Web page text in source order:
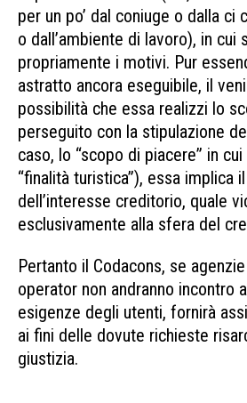
per un po’ dal coniuge o dalla ci
o dall’ambiente di lavoro), in cui
propriamente i motivi. Pur
astratto ancora eseguibile, il
possibilità che essa realizzi lo
perseguito con la stipulazione
caso, lo “scopo di piacere” in
“finalità turistica”), essa implica
dell’interesse creditorio, quale
esclusivamente alla sfera del
Pertanto il Codacons, se
operator non andranno incontro
esigenze degli utenti, fornirà
ai fini delle dovute richieste
giustizia.